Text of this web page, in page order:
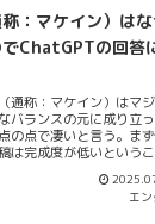
ベッカ兄妹が据えられ
る漫画となっているの
リリースされることが
スが地味に伝えている。
メでは死にますけど...
したサイバーサイコシ
：マケイン）は
ChatGPTの回答
通称：マケイン）はマ
バランスの元に成り立
の点で凄いと言う。まず
は完成度が低いという
力が雨森には元来あっ
キャラクターが絶妙な
エ